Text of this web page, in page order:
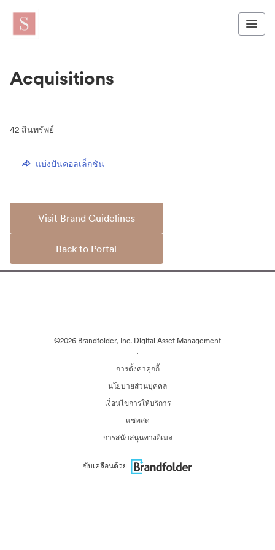
Acquisitions
42 สินทรัพย์
แบ่งปันคอลเล็กชัน
Visit Brand Guidelines
Back to Portal
©2026 Brandfolder, Inc. Digital Asset Management
·
การตั้งค่าคุกกี้
นโยบายส่วนบุคคล
เงื่อนไขการให้บริการ
แชทสด
การสนับสนุนทางอีเมล
ขับเคลื่อนด้วย